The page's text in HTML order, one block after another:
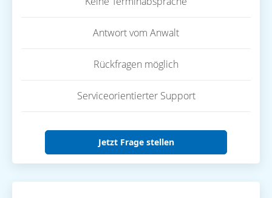
Antwort vom Anwalt
Rückfragen möglich
Serviceorientierter Support
Jetzt Frage stellen